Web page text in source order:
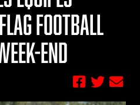
FOOTBALL
END